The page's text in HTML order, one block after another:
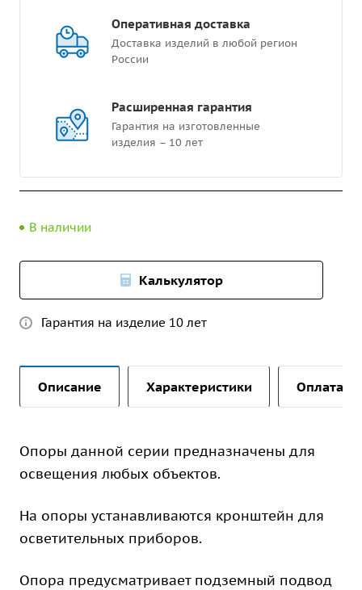
Оперативная доставка
Доставка изделий в любой регион
России
Расширенная гарантия
Гарантия на изготовленные
изделия – 10 лет
В наличии
Калькулятор
Гарантия на изделие 10 лет
Описание Характеристики Оплата и
Опоры данной серии предназначены для
освещения любых объектов.
На опоры устанавливаются кронштейн для
осветительных приборов.
Опора предусматривает подземный подвод